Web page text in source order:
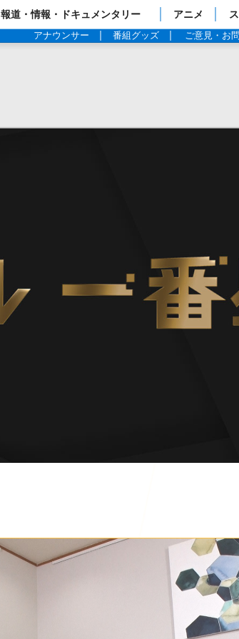
報道・情報・ドキュメンタリー アニメ
アナウンサー 番組グッズ ご意見・お